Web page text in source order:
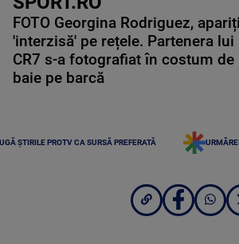
FOTO Georgina Rodriguez,
'interzisă' pe rețele. Partenera lui
CR7 s-a fotografiat în costum de
baie pe barcă
ȘTIRILE PROTV CA SURSĂ PREFERATĂ